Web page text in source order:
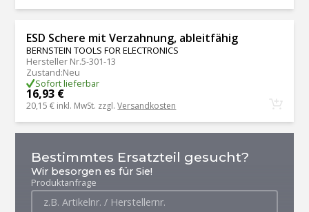
ESD Schere mit Verzahnung, ableitfähig
BERNSTEIN TOOLS FOR ELECTRONICS
Hersteller Nr.5-301-13
Zustand:Neu
Sofort lieferbar
16,93 €
20,15 € inkl. MwSt. zzgl.Versandkosten
Bestimmtes Ersatzteil gesucht?
Wir besorgen es für Sie!
Produktanfrage